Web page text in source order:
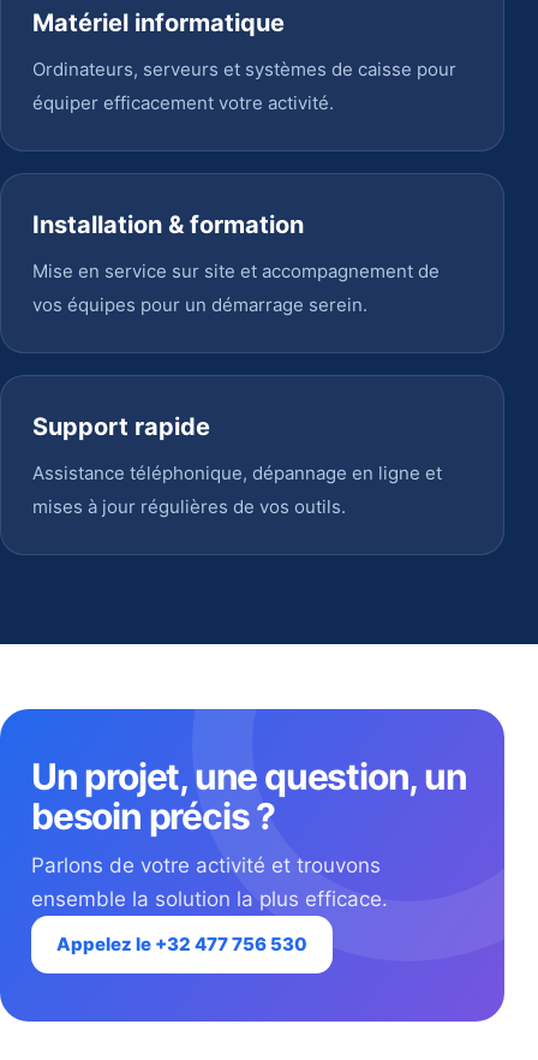
Matériel informatique
Ordinateurs, serveurs et systèmes de caisse pour
équiper efficacement votre activité.
Installation & formation
Mise en service sur site et accompagnement de
vos équipes pour un démarrage serein.
Support rapide
Assistance téléphonique, dépannage en ligne et
mises à jour régulières de vos outils.
Un projet, une question, un
besoin précis ?
Parlons de votre activité et trouvons
ensemble la solution la plus efficace.
Appelez le +32 477 756 530